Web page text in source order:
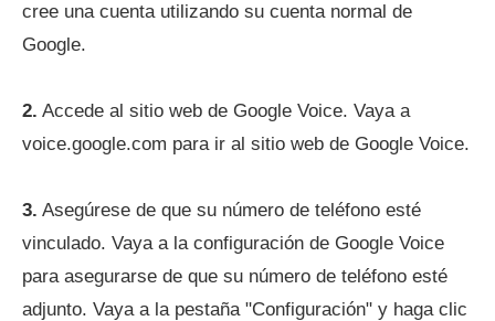
cree una cuenta utilizando su cuenta normal de
Google.
2. Accede al sitio web de Google Voice. Vaya a
voice.google.com para ir al sitio web de Google Voice.
3. Asegúrese de que su número de teléfono esté
vinculado. Vaya a la configuración de Google Voice
para asegurarse de que su número de teléfono esté
adjunto. Vaya a la pestaña "Configuración" y haga clic